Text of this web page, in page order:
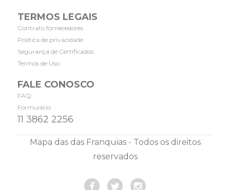
TERMOS LEGAIS
Contrato fornecedores
Política de privacidade
Segurança de Certificados
Termos de Uso
FALE CONOSCO
FAQ
Formulário
11 3862 2256
Mapa das das Franquias - Todos os direitos
reservados